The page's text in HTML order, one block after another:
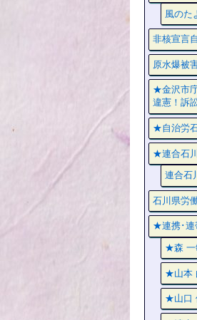
風のた
非核宣言
原水爆被
★金沢市
違憲！訴
★自治労
★連合石川
連合石
石川県労
★連携･
★森 一
★山本
★山口